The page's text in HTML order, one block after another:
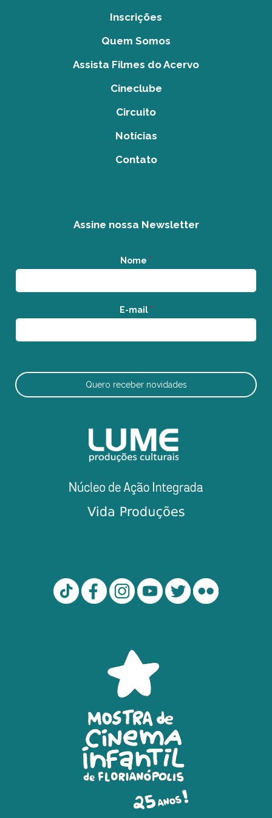
Inscrições
Quem Somos
Assista Filmes do Acervo
Cineclube
Circuito
Notícias
Contato
Assine nossa Newsletter
Nome *
E-mail *
Quero receber novidades